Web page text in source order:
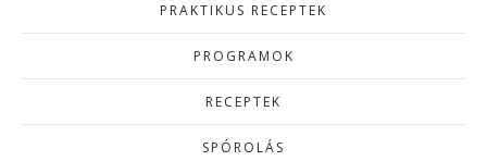
PRAKTIKUS RECEPTEK
PROGRAMOK
RECEPTEK
SPÓROLÁS